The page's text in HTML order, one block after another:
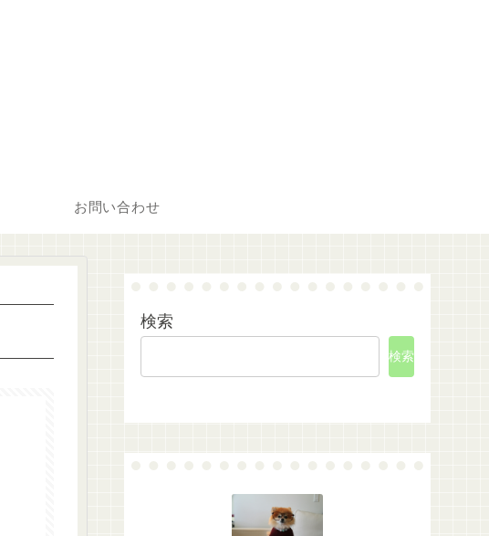
お問い合わせ
検索
検索